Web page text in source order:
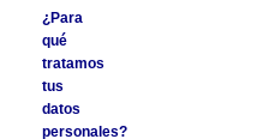
¿Para
qué
tratamos
tus
datos
personales?